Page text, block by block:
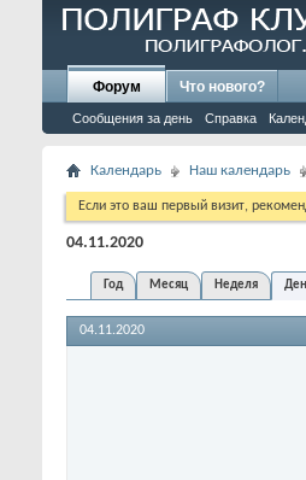
Форум
Сообщения за день Справка
Что нового?
Календарь Наш календарь
Если это ваш первый визит,
04.11.2020
Год
Месяц Неделя
04.11.2020